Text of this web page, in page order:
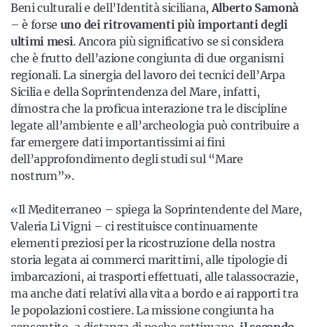
Beni culturali e dell’Identità siciliana,Alberto Samonà
– è forse uno dei ritrovamenti più importanti degli
ultimi mesi. Ancora più significativo se si considera
che è frutto dell’azione congiunta di due organismi
regionali. La sinergia del lavoro dei tecnici dell’Arpa
Sicilia e della Soprintendenza del Mare, infatti,
dimostra che la proficua interazione tra le discipline
legate all’ambiente e all’archeologia può contribuire a
far emergere dati importantissimi ai fini
dell’approfondimento degli studi sul “Mare
nostrum”».
«Il Mediterraneo – spiega la Soprintendente del Mare,
Valeria Li Vigni – ci restituisce continuamente
elementi preziosi per la ricostruzione della nostra
storia legata ai commerci marittimi, alle tipologie di
imbarcazioni, ai trasporti effettuati, alle talassocrazie,
ma anche dati relativi alla vita a bordo e ai rapporti tra
le popolazioni costiere. La missione congiunta ha